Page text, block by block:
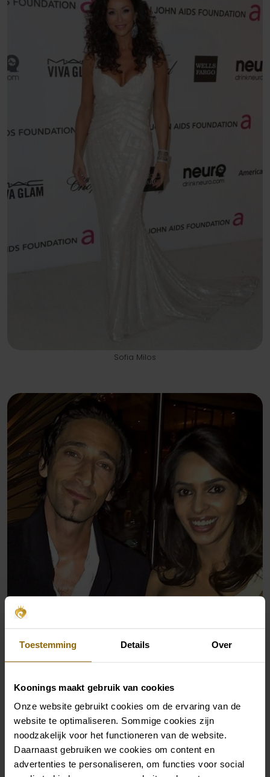
Toestemming Details Over
Koonings maakt gebruik van cookies
Onze website gebruikt cookies om de ervaring van de
website te optimaliseren. Sommige cookies zijn
noodzakelijk voor het functioneren van de website.
Daarnaast gebruiken we cookies om content en
advertenties te personaliseren, om functies voor social
Sofia Milos